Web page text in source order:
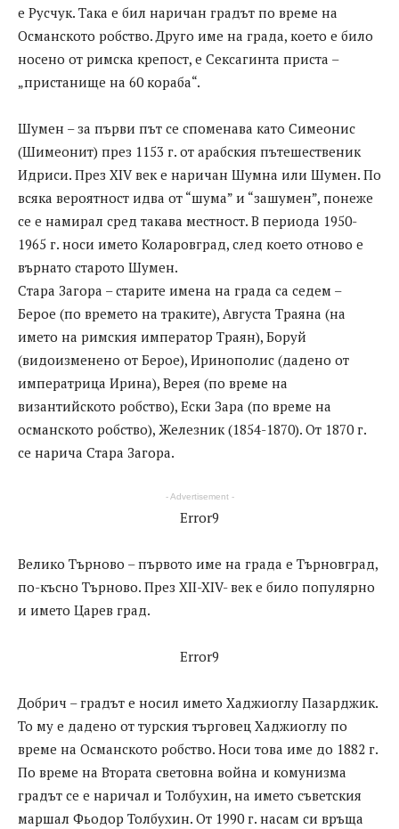
е Русчук. Така е бил наричан градът по време на
Османското робство. Друго име на града, което е било
носено от римска крепост, е Сексагинта приста –
„пристанище на 60 кораба“.
Шумен – за първи път се споменава като Симеонис
(Шимеонит) през 1153 г. от арабския пътешественик
Идриси. През XIV век е наричан Шумна или Шумен. По
всяка вероятност идва от “шума” и “зашумен”, понеже
се е намирал сред такава местност. В периода 1950-
1965 г. носи името Коларовград, след което отново е
върнато старото Шумен.
Стара Загора – старите имена на града са седем –
Берое (по времето на траките), Августа Траяна (на
името на римския император Траян), Боруй
(видоизменено от Берое), Иринополис (дадено от
императрица Ирина), Верея (по време на
византийското робство), Ески Зара (по време на
османското робство), Железник (1854-1870). От 1870 г.
се нарича Стара Загора.
- Advertisement -
Error9
Велико Търново – първото име на града е Търновград,
по-късно Търново. През XII-XIV- век е било популярно
и името Царев град.
Error9
Добрич – градът е носил името Хаджиоглу Пазарджик.
То му е дадено от турския търговец Хаджиоглу по
време на Османското робство. Носи това име до 1882 г.
По време на Втората световна война и комунизма
градът се е наричал и Толбухин, на името съветския
маршал Фьодор Толбухин. От 1990 г. насам си връща